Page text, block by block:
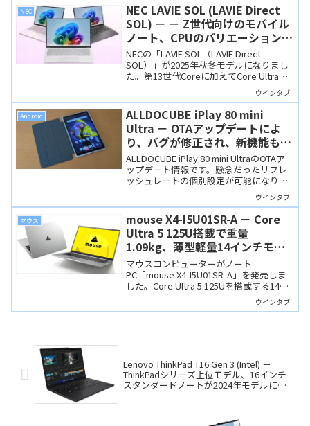
NEC
NEC LAVIE SOL (LAVIE Direct
SOL) － － Z世代向けのモバイル
ノート、CPUのバリエーションが
増え、Copilot+ PCに！
NECの「LAVIE SOL（LAVIE Direct
SOL）」が2025年秋冬モデルになりまし
た。第13世代Coreに加えてCore Ultraシ
リーズ2 (Lunar Lake)も選べるようになり
ました。突起のないノイズレスデザイン
も魅力。
ウインタブ
Android
ALLDOCUBE iPlay 80 mini
Ultra － OTAアップデートによ
り、バグが修正され、新機能も追
加
ALLDOCUBE iPlay 80 mini UltraのOTAア
ップデート情報です。懸念だったリフレ
ッシュレートの個別設定が可能になり、
いくつかのバグも修正されたとのこと。
Android 17へのアップグレードも確定し
ています。
ウインタブ
マウス
mouse X4-I5U01SR-A － Core
Ultra 5 125U搭載で重量
1.09kg、薄型軽量14インチモバ
イルノート
マウスコンピューターがノート
PC「mouse X4-I5U01SR-A」を発売しま
した。Core Ultra 5 125Uを搭載する14イ
ンチの軽量モバイルノートで重量
1.09kg。仕事用・学習用にバランスの取
ウインタブ
Lenovo ThinkPad T16 Gen 3 (Intel) －
ThinkPadシリーズ上位モデル、16インチ
スタンダードノートが2024年モデルにな